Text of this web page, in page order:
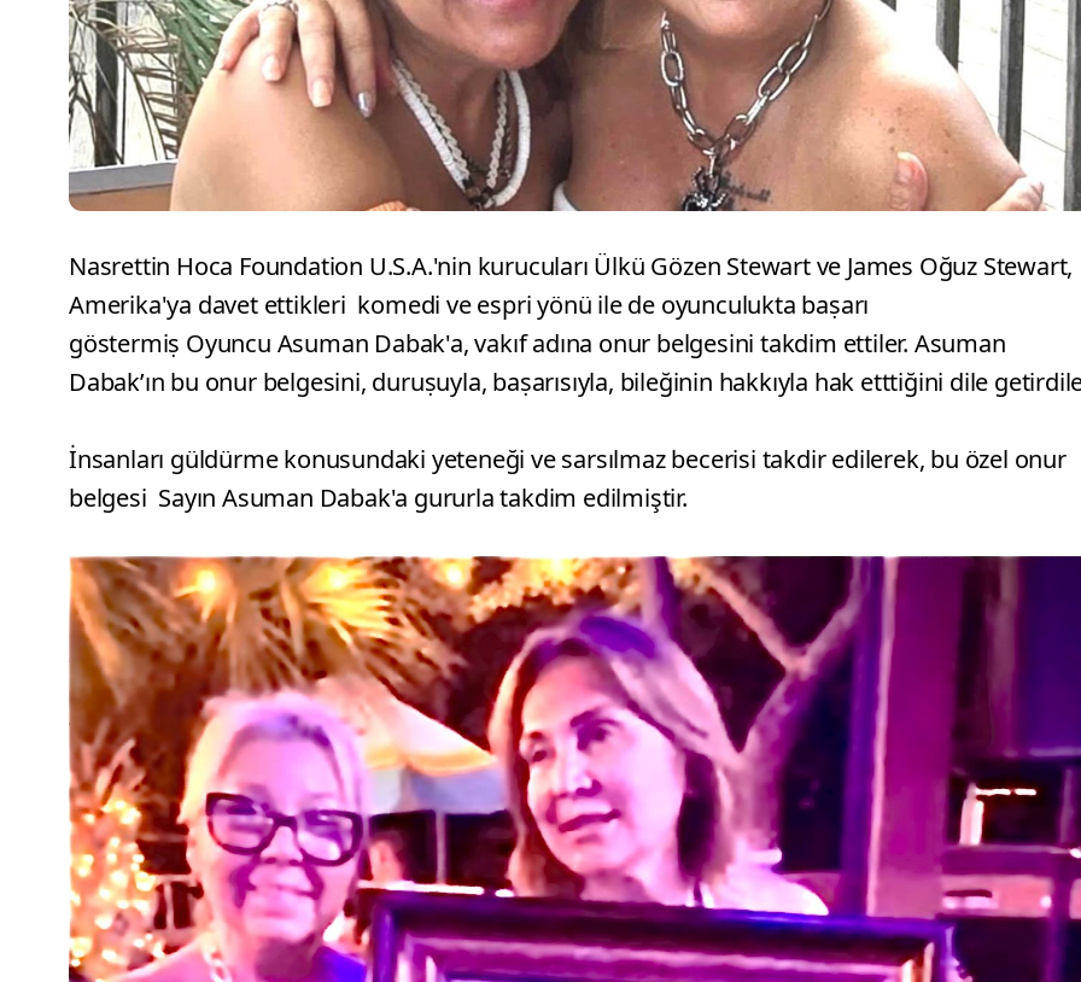
Nasrettin Hoca Foundation U.S.A.'nin kurucuları Ülkü Gözen Stewart ve James Oğuz Stewart,
Amerika'ya davet ettikleri komedi ve espri yönü ile de oyunculukta baṣarı
göstermiṣ Oyuncu Asuman Dabak'a, vakıf adına onur belgesini takdim ettiler. Asuman
Dabak’ın bu onur belgesini, duruṣuyla, baṣarısıyla, bileğinin hakkıyla hak etttiğini dile
İnsanları güldürme konusundaki yeteneği ve sarsılmaz becerisi takdir edilerek, bu özel onur
belgesi Sayın Asuman Dabak'a gururla takdim edilmiştir.